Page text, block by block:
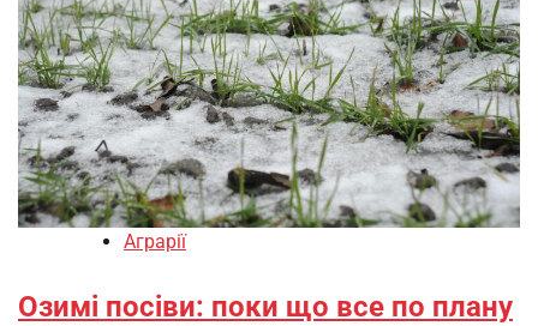
Аграрії
Озимі посіви: поки що все по плану